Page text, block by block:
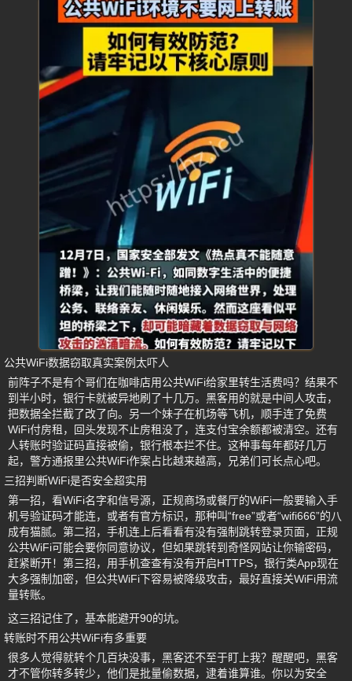
公共WiFi数据窃取真实案例太吓人
前阵子不是有个哥们在咖啡店用公共WiFi给家里转生活费吗？结果不
到半小时，银行卡就被异地刷了十几万。黑客用的就是中间人攻击，
把数据全拦截了改了向。另一个妹子在机场等飞机，顺手连了免费
WiFi付房租，回头发现不止房租没了，连支付宝余额都被清空。还有
人转账时验证码直接被偷，银行根本拦不住。这种事每年都好几万
起，警方通报里公共WiFi作案占比越来越高，兄弟们可长点心吧。
三招判断WiFi是否安全超实用
第一招，看WiFi名字和信号源，正规商场或餐厅的WiFi一般要输入手
机号验证码才能连，或者有官方标识，那种叫“free”或者“wifi666”的八
成有猫腻。第二招，手机连上后看看有没有强制跳转登录页面，正规
公共WiFi可能会要你同意协议，但如果跳转到奇怪网站让你输密码，
赶紧断开！第三招，用手机查查有没有开启HTTPS，银行类App现在
大多强制加密，但公共WiFi下容易被降级攻击，最好直接关WiFi用流
量转账。
这三招记住了，基本能避开90的坑。
转账时不用公共WiFi有多重要
很多人觉得就转个几百块没事，黑客还不至于盯上我？醒醒吧，黑客
才不管你转多转少，他们是批量偷数据，逮着谁算谁。你以为安全